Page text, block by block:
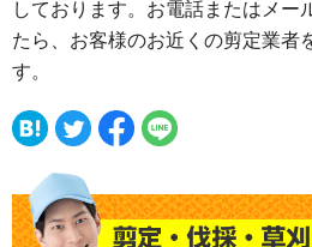
しております。お電話またはメー
たら、お客様のお近くの剪定業者
す。